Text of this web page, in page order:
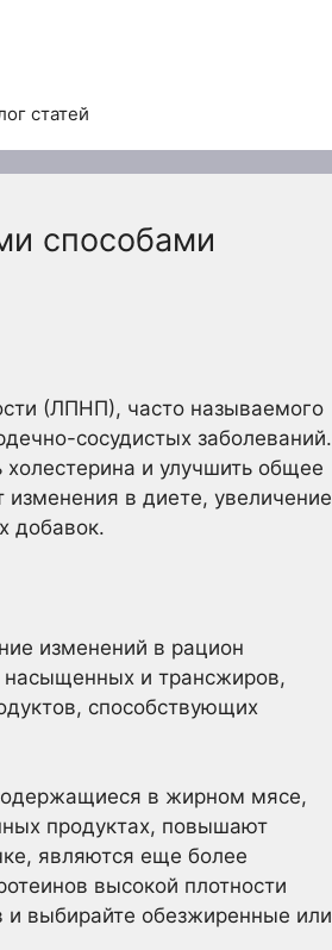
статей
способами
(ЛПНП), часто называемого
сосудистых заболеваний.
и улучшить общее
в диете, увеличение
добавок.
изменений в рацион
насыщенных и трансжиров,
способствующих
в жирном мясе,
продуктах, повышают
являются еще более
высокой плотности
и выбирайте обезжиренные или